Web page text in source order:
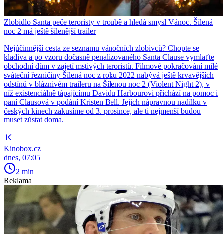
Zlobidlo Santa peče teroristy v troubě a hledá smysl Vánoc. Šílená
noc 2 má ještě šílenější trailer
Nejúčinnější cesta ze seznamu vánočních zlobivců? Chopte se
kladiva a po vzoru dočasně penalizovaného Santa Clause vymlaťte
obchodní dům v zajetí mstivých teroristů. Filmové pokračování milé
sváteční řezničiny Šílená noc z roku 2022 nabývá ještě krvavějších
odstínů v bláznivém traileru na Šílenou noc 2 (Violent Night 2), v
níž existenciálně tápajícímu Davidu Harbourovi přichází na pomoc i
paní Clausová v podání Kristen Bell. Jejich nápravnou nadílku v
českých kinech zakusíme od 3. prosince, ale ti nejmenší budou
muset zůstat doma.
Kinobox.cz
dnes, 07:05
2 min
Reklama